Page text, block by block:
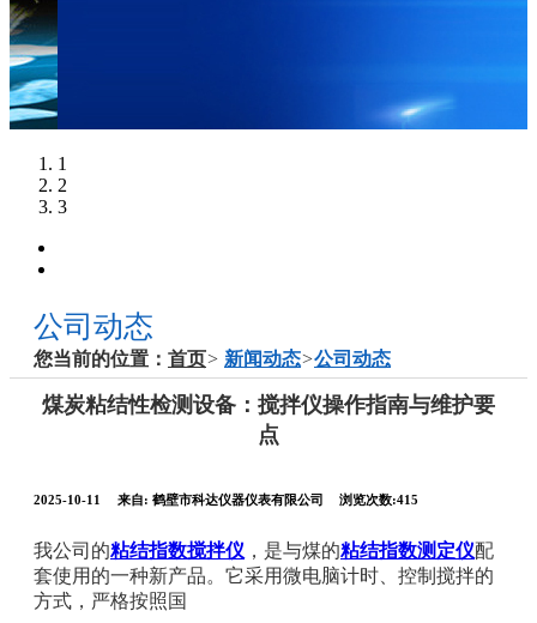
1
2
3
公司动态
您当前的位置： 首页> 新闻动态>公司动态
煤炭粘结性检测设备：搅拌仪操作指南与维护要
点
2025-10-11 来自: 鹤壁市科达仪器仪表有限公司 浏览次数:415
我公司的粘结指数搅拌仪 ，是与煤的粘结指数测定仪配
套使用的一种新产品。它采用微电脑计时、控制搅拌的
方式，严格按照国